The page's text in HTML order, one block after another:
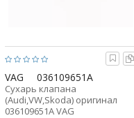
VAG 036109651A
Сухарь клапана
(Audi,VW,Skoda) оригинал
036109651A VAG